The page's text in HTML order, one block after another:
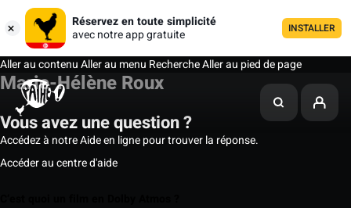
Réservez en toute simplicité
avec notre app gratuite
INSTALLER
Aller au contenuAller au menu RechercheAller au pied de page
Marie-Hélène Roux
Vous avez une question ?
Accédez à notre Aide en ligne pour trouver la réponse.
Accéder au centre d'aide